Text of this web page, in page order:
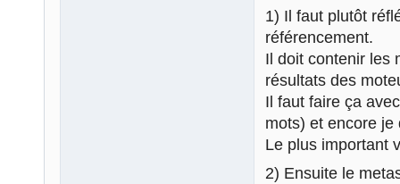
1) Il faut plutôt
référencement.
Il doit contenir les
résultats des
Il faut faire ça
mots) et encore
Le plus important
2) Ensuite le